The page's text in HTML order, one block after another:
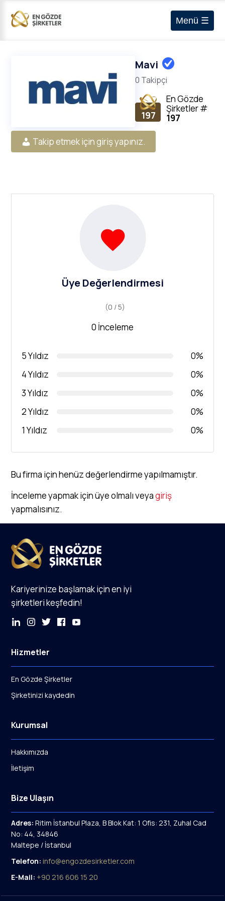
Menü ☰
Mavi
0 Takipçi
197
En Gözde
Şirketler#
197
Takip etmek için giriş yapınız.
Üye Değerlendirmesi
(0 / 5)
0 İnceleme
5 Yıldız
0%
4 Yıldız
0%
3 Yıldız
0%
2 Yıldız
0%
1 Yıldız
0%
Bu firma için henüz değerlendirme yapılmamıştır.
İnceleme yapmak için üye olmalı veyagiriş
yapmalısınız.
Kariyerinize başlamak için en iyi
şirketleri keşfedin!
Hizmetler
En Gözde Şirketler
Şirketinizi kaydedin
Kurumsal
Hakkımızda
İletişim
Bize Ulaşın
Adres: Ritim İstanbul Plaza, B Blok Kat: 1 Ofis: 231, Zuhal Cad
No: 44, 34846
Maltepe / İstanbul
Telefon: info@engozdesirketler.com
E-Mail: +90 216 606 15 20